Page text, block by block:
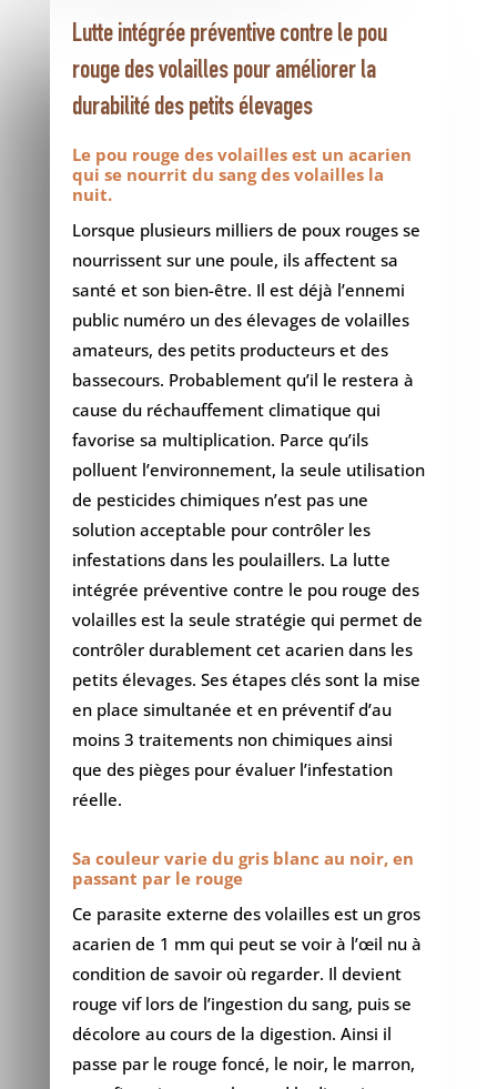
Lutte intégrée préventive contre le pou
rouge des volailles pour améliorer la
durabilité des petits élevages
Le pou rouge des volailles est un acarien
qui se nourrit du sang des volailles la
nuit.
Lorsque plusieurs milliers de poux rouges se
nourrissent sur une poule, ils affectent sa
santé et son bien-être. Il est déjà l’ennemi
public numéro un des élevages de volailles
amateurs, des petits producteurs et des
bassecours. Probablement qu’il le restera à
cause du réchauffement climatique qui
favorise sa multiplication. Parce qu’ils
polluent l’environnement, la seule utilisation
de pesticides chimiques n’est pas une
solution acceptable pour contrôler les
infestations dans les poulaillers. La lutte
intégrée préventive contre le pou rouge des
volailles est la seule stratégie qui permet de
contrôler durablement cet acarien dans les
petits élevages. Ses étapes clés sont la mise
en place simultanée et en préventif d’au
moins 3 traitements non chimiques ainsi
que des pièges pour évaluer l’infestation
réelle.
Sa couleur varie du gris blanc au noir, en
passant par le rouge
Ce parasite externe des volailles est un gros
acarien de 1 mm qui peut se voir à l’œil nu à
condition de savoir où regarder. Il devient
rouge vif lors de l’ingestion du sang, puis se
décolore au cours de la digestion. Ainsi il
passe par le rouge foncé, le noir, le marron,